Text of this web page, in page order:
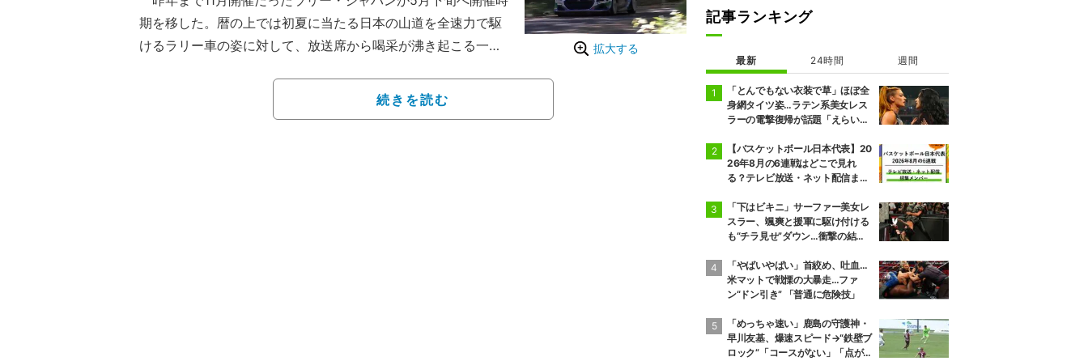
拡大する
期を移した。暦の上では初夏に当たる日本の山道を全速力で駆
けるラリー車の姿に対して、放送席から喝采が沸き起こる一幕
ラリー・ジャパンの競技2日目デイ2は、岐阜県を中心に行わ
れた。路面は一部湿っているエリアもあったが、基本的にはド
続きを読む
記事ランキング
最新 24時間 週間
「とんでもない衣装で草」ほぼ全
身網タイツ姿…ラテン系美女レス
ラーの電撃復帰が話題「えらいセ
【バスケットボール日本代表】20
26年8月の6連戦はどこで見れ
る？テレビ放送・ネット配信まと
「下はビキニ」サーファー美女レ
スラー、颯爽と援軍に駆け付ける
も“チラ見せ”ダウン…衝撃の結末
「やばいやばい」首絞め、吐血…
米マットで戦慄の大暴走…ファ
ン“ドン引き” 「普通に危険技」
「めっちゃ速い」鹿島の守護神・
早川友基、爆速スピード→“鉄壁ブ
ロック”「コースがない」「点が